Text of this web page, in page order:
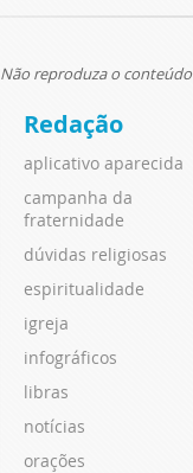
Não reproduza o
Redação
aplicativo aparecida
campanha da
fraternidade
dúvidas religiosas
espiritualidade
igreja
infográficos
libras
notícias
orações